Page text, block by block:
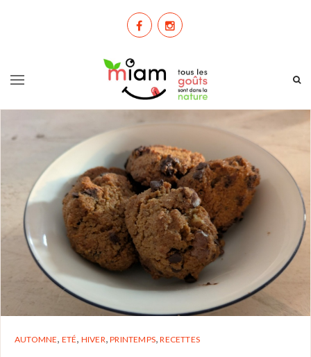
AUTOMNE, ETÉ, HIVER,PRINTEMPS,RECETTES